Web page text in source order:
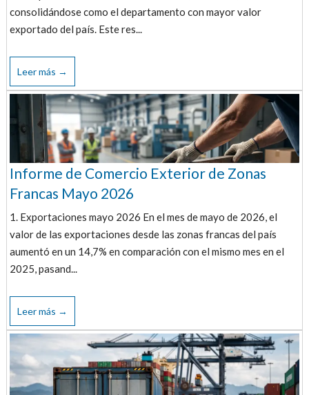
consolidándose como el departamento con mayor valor
exportado del país. Este res...
Leer más →
Informe de Comercio Exterior de Zonas
Francas Mayo 2026
1. Exportaciones mayo 2026 En el mes de mayo de 2026, el
valor de las exportaciones desde las zonas francas del país
aumentó en un 14,7% en comparación con el mismo mes en el
2025, pasand...
Leer más →